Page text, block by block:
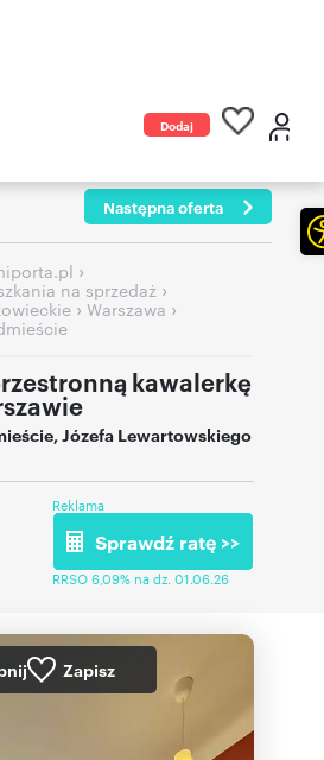
Dodaj
Następna oferta
›
na sprzedaż ›
› Warszawa ›
kawalerkę
,Józefa Lewartowskiego
Reklama
Sprawdź ratę >>
RRSO 6,09% na dz. 01.06.26
Zapisz